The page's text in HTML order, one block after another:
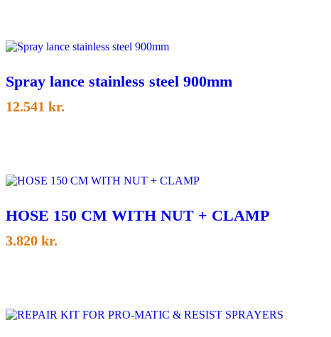
Spray lance stainless steel 900mm
12.541 kr.
HOSE 150 CM WITH NUT + CLAMP
3.820 kr.